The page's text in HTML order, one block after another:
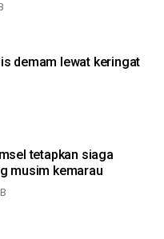
demam lewat keringat
tetapkan siaga
musim kemarau